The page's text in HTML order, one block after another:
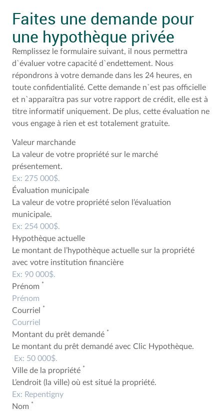
Faites une demande pour
une hypothèque privée
Remplissez le formulaire suivant, il nous permettra
d`évaluer votre capacité d`endettement. Nous
répondrons à votre demande dans les 24 heures, en
toute confidentialité. Cette demande n`est pas officielle
et n`apparaîtra pas sur votre rapport de crédit, elle est à
titre informatif uniquement. De plus, cette évaluation ne
vous engage à rien et est totalement gratuite.
Valeur marchande
La valeur de votre propriété sur le marché
présentement.
Évaluation municipale
La valeur de votre propriété selon l’évaluation
municipale.
Hypothèque actuelle
Le montant de l’hypothèque actuelle sur la propriété
avec votre institution financière
Prénom *
Courriel *
Montant du prêt demandé *
Le montant du prêt demandé avec Clic Hypothèque.
Ville de la propriété *
L’endroit (la ville) où est situé la propriété.
Nom *